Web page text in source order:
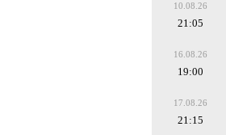
10.08.26
21:05
16.08.26
19:00
17.08.26
21:15